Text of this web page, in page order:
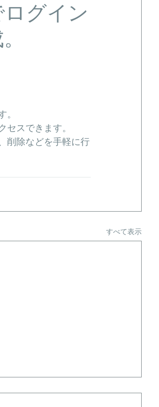
グイン
。
スできます。
削除などを手軽に行
すべて表示